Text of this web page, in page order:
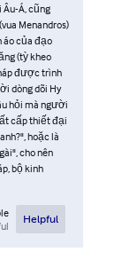
Á, cũng
Menandros)
áo của đạo
(tỳ kheo
được trình
dòng dõi Hy
hỏi mà người
cấp thiết đại
hoặc là
cho nên
bộ kinh
Helpful